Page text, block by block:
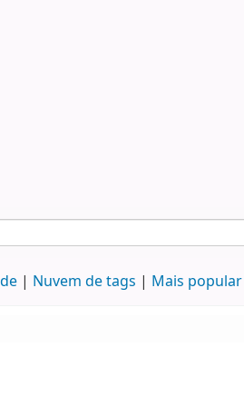
Nuvem de tags Mais popular